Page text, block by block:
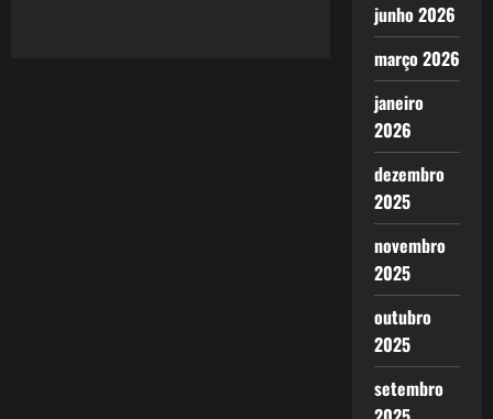
junho 2026
março 2026
janeiro
2026
dezembro
2025
novembro
2025
outubro
2025
setembro